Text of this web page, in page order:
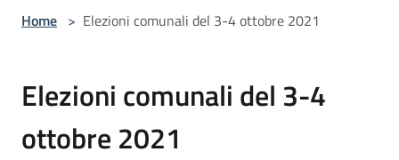
Home > Elezioni comunali del 3-4 ottobre 2021
Elezioni comunali del 3-4
ottobre 2021